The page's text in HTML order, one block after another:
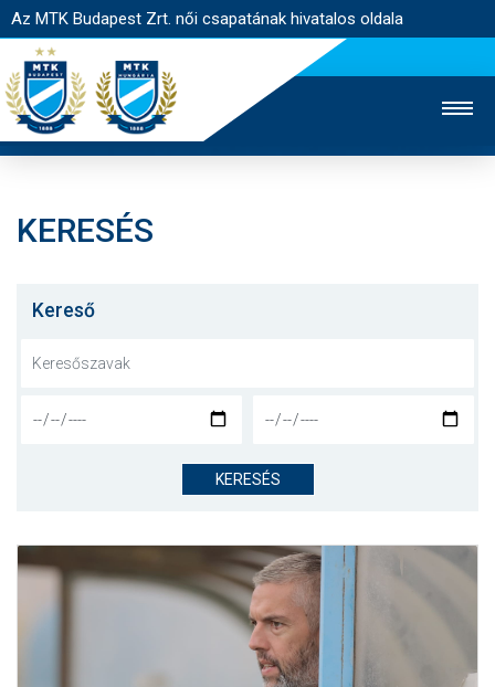
Az MTK Budapest Zrt. női csapatának hivatalos oldala
JEGYÉRTÉKESÍTÉS
NYITÓLAP
CSAPAT
JELENTKEZÉS
KLUB
GALÉRIA
KERESÉS
Kereső
KERESÉS